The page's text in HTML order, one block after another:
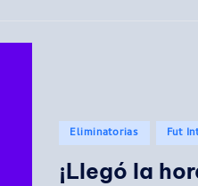
Publicado
Eliminatorias Fut
¡Llegó la